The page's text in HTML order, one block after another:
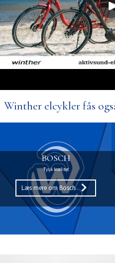
Winther elcykler fås
BOSCH
Tysk kvalitet
Læs mere om Bosch